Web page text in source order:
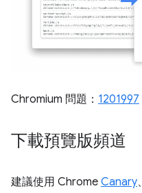
Chromium 問題： 1201997
下載預覽版頻道
建議使用 Chrome Canary、